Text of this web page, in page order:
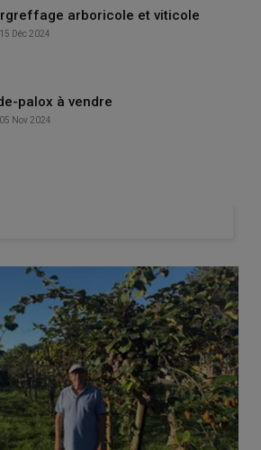
arboricole et viticole
15 Déc 2024
palox à vendre
05 Nov 2024